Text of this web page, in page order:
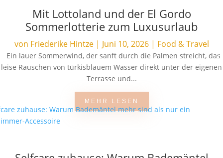
Mit Lottoland und der El Gordo
Sommerlotterie zum Luxusurlaub
von Friederike Hintze| Juni 10, 2026| Food & Travel
Ein lauer Sommerwind, der sanft durch die Palmen streicht, das
leise Rauschen von türkisblauem Wasser direkt unter der eigenen
Terrasse und...
MEHR LESEN